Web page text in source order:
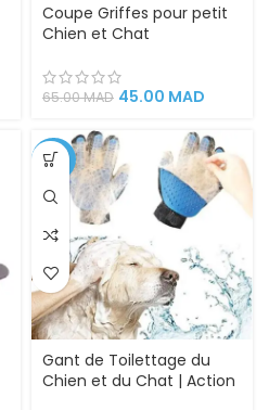
Coupe Griffes pour petit
Chien et Chat
65.00MAD 45.00 MAD
-33%
Gant de Toilettage du
Chien et du Chat | Action